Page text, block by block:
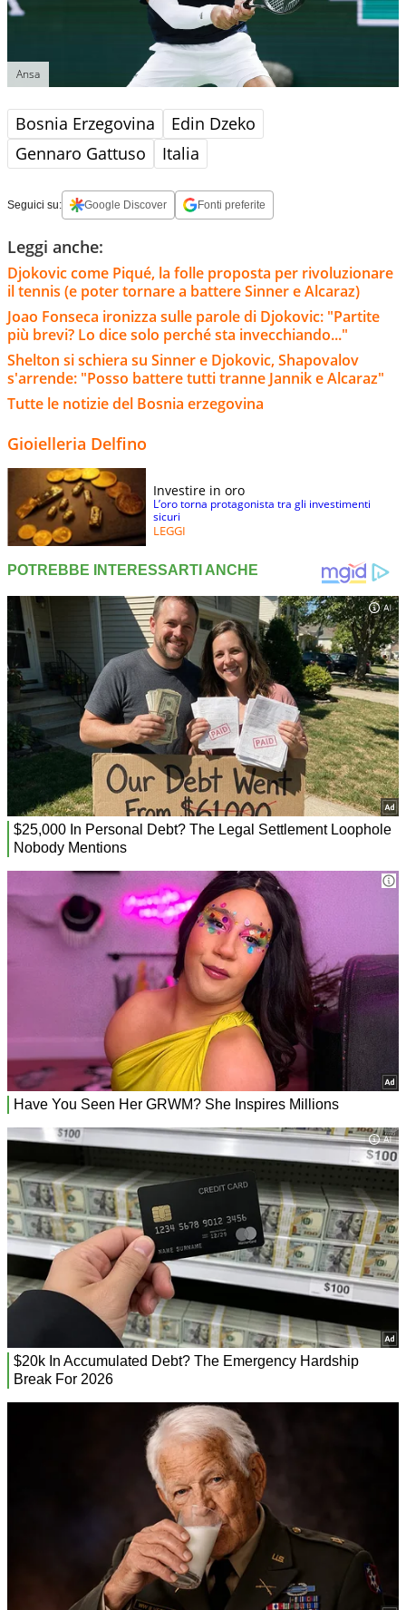
Ansa
Bosnia Erzegovina
Edin Dzeko
Gennaro Gattuso
Italia
Seguici su: Google Discover Fonti preferite
Leggi anche:
Djokovic come Piqué, la folle proposta per rivoluzionare
il tennis (e poter tornare a battere Sinner e Alcaraz)
Joao Fonseca ironizza sulle parole di Djokovic: "Partite
più brevi? Lo dice solo perché sta invecchiando..."
Shelton si schiera su Sinner e Djokovic, Shapovalov
s'arrende: "Posso battere tutti tranne Jannik e Alcaraz"
Tutte le notizie del Bosnia erzegovina
Gioielleria Delfino
Investire in oro
L’oro torna protagonista tra gli investimenti
sicuri
LEGGI